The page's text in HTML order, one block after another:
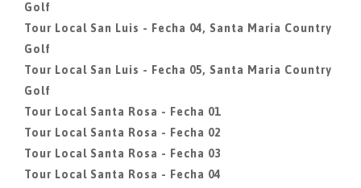
Golf
Tour Local San Luis - Fecha 04, Santa Maria Country
Golf
Tour Local San Luis - Fecha 05, Santa Maria Country
Golf
Tour Local Santa Rosa - Fecha 01
Tour Local Santa Rosa - Fecha 02
Tour Local Santa Rosa - Fecha 03
Tour Local Santa Rosa - Fecha 04